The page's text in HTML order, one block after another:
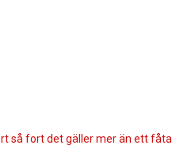
så fort det gäller mer än ett fåtal.